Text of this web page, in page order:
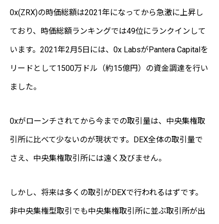
0x(ZRX)の時価総額は2021年になってから急激に上昇し
ており、時価総額ランキングでは49位にランクインして
います。2021年2月5日には、0x LabsがPantera Capitalを
リードとして1500万ドル（約15億円）の資金調達を行い
ました。
0xがローンチされてから今までの取引量は、中央集権取
引所に比べて少ないのが現状です。DEX全体の取引量で
さえ、中央集権取引所には遠く及びません。
しかし、将来は多くの取引がDEXで行われるはずです。
非中央集権型取引でも中央集権取引所に並ぶ取引所が出